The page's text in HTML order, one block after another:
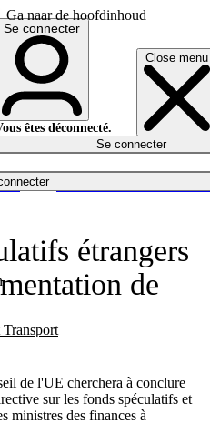
Ga naar de hoofdinhoud
Close menu
English
Deutsch
Se connecter
êtes déconnecté.
Se connecter
étrangers
de
de l'UE cherchera à conclure
sur les fonds spéculatifs et
ministres des finances à